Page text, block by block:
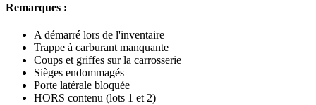
Remarques :
A démarré lors de l'inventaire
Trappe à carburant manquante
Coups et griffes sur la carrosserie
Sièges endommagés
Porte latérale bloquée
HORS contenu (lots 1 et 2)